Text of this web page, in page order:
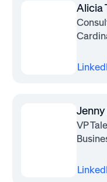
Alicia
VP